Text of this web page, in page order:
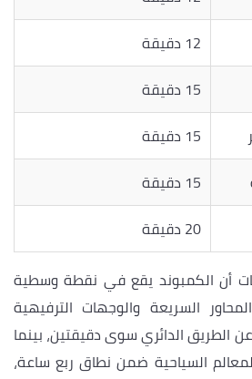
12 دقيقة
15 دقيقة
15 دقيقة
15 دقيقة
20 دقيقة
أن الكمبوند يقع في نقطة وسطية
السريعة والوجهات الترفيهية
عن الطريق الدائري سوى دقيقتين، بينما
السياحية ضمن نطاق ربع ساعة،